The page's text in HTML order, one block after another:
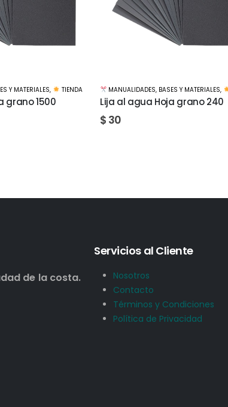
Y MATERIALES, TIENDA
grano 240
PUNTILLISMO, TIENDA, PINCELES Y
Pinta puntitos Condor kit de 8
puntas 555
de la costa.
Servicios al Cliente
Nosotros
Contacto
Términos y Condiciones
Política de Privacidad